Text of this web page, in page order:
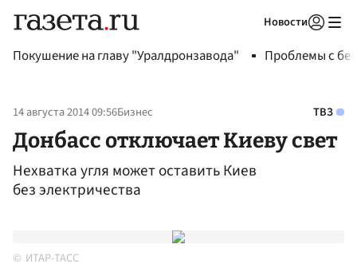
Новости
Покушение на главу "Уралдронзавода" Проблемы с
14 августа 2014 09:56Бизнес ТВЗ
Донбасс отключает Киеву свет
Нехватка угля может оставить Киев
без электричества
ИТАР-ТАСС